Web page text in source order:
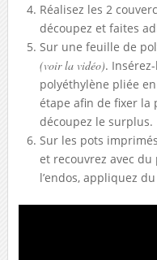
Réalisez les 2
découpez et faites
Sur une feuille de
(voir la vidéo).
polyéthylène pliée
étape afin de fixer la
découpez le surplus.
Sur les pots
et recouvrez avec
l’endos, appliquez